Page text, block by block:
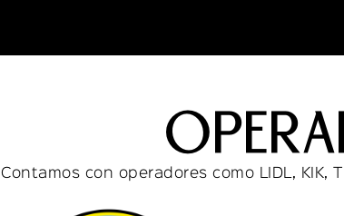
Contamos con operadores como LIDL, KIK,